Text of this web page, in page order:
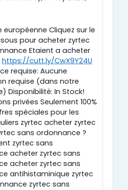
européenne Cliquez sur le
pour acheter zyrtec
Etaient a acheter
https://cutt.ly/CwX9Y24U
requise: Aucune
requise (dans notre
Disponibilité: In Stock!
privées Seulement 100%
spéciales pour les
zyrtec acheter zyrtec
sans ordonnance ?
zyrtec sans
acheter zyrtec sans
acheter zyrtec sans
antihistaminique zyrtec
zyrtec sans